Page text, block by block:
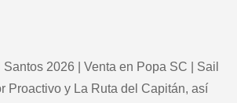
2026 | Venta en Popa SC | Sail
Proactivo y La Ruta del Capitán, así